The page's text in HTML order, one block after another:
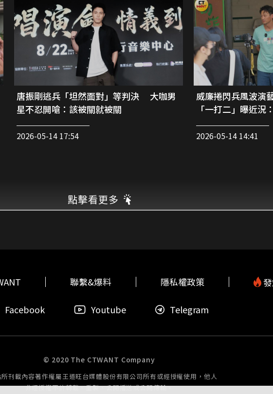
唐振剛逃兵「坦然面對」等判決 大咖男
星不忍開嗆：該被關就被關
2026-05-14 17:54
威廉捲閃兵風波
「一打二」曝近況
2026-05-14 14:41
點擊看更多
聯繫&爆料 隱私權政策
Facebook Youtube Telegram
© 2020 The CTWANT Company
刊載內容著作權屬王道旺台媒體股份有限公司所有或經授權使用，他人
非經授權不許轉載、重製、公開播送或公開傳輸。